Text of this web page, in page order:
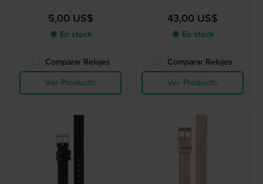
5,00 US$
● En stock
Comparar Relojes
Ver Producto
43,00 US$
● En stock
Comparar Relojes
Ver Producto